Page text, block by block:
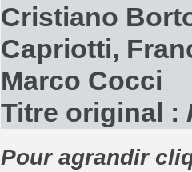
Cristiano
Capriotti,
Marco Cocci
Titre original :
Pour agrandir